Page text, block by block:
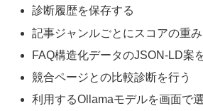
診断履歴を保存する
記事ジャンルごとにスコアの重
FAQ構造化データのJSON-LD案
競合ページとの比較診断を行う
利用するOllamaモデルを画面で